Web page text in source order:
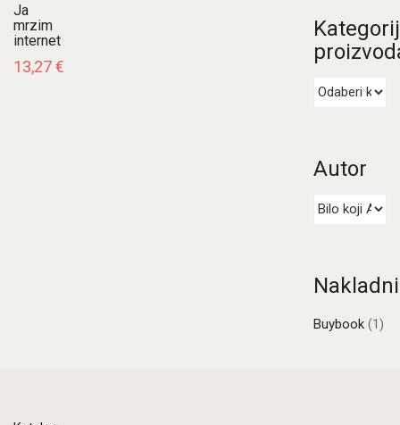
Ja
mrzim
internet
13,27€
Autor
Buybook (1)